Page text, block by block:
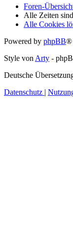
Foren-
Alle Zeiten sind
Alle Cookies
Powered by phpBB®
Style vonArty -
Deutsche
Datenschutz |